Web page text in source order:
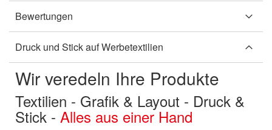
Bewertungen
Druck und Stick auf Werbetextilien
Wir veredeln Ihre Produkte
Textilien - Grafik & Layout - Druck &
Stick - Alles aus einer Hand